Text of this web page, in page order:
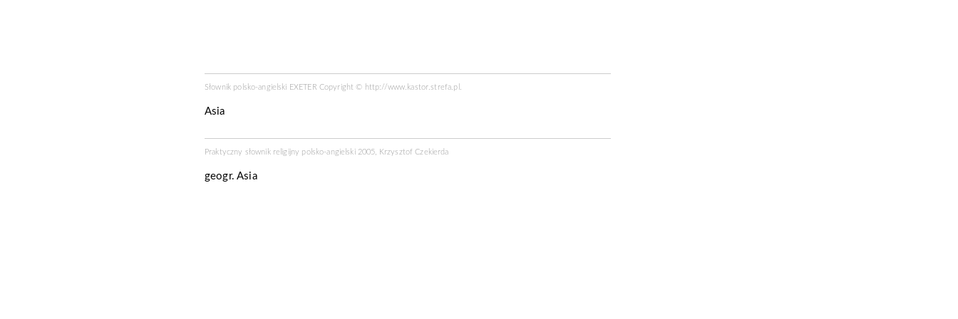
Słownik polsko-angielski EXETER Copyright © http://www.kastor.strefa.pl
Asia
Praktyczny słownik religijny polsko-angielski 2005, Krzysztof Czekierda
geogr. Asia